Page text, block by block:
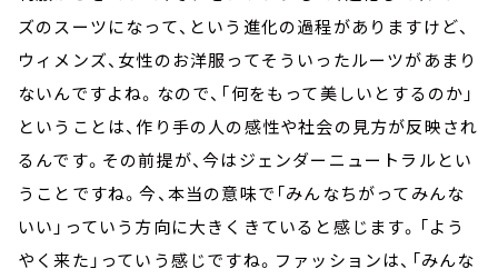
ズのスーツになって、という進化の過程がありますけど、
ウィメンズ、女性のお洋服ってそういったルーツがあまり
ないんですよね。なので、「何をもって美しいとするのか」
ということは、作り手の人の感性や社会の見方が反映され
るんです。その前提が、今はジェンダーニュートラルとい
うことですね。今、本当の意味で「みんなちがってみんな
いい」っていう方向に大きくきていると感じます。「よう
やく来た」っていう感じですね。ファッションは、「みんな